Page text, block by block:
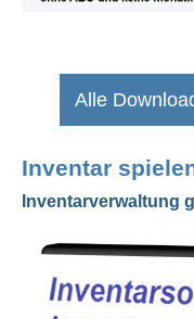
Alle
Inventar
Inventarverwaltung